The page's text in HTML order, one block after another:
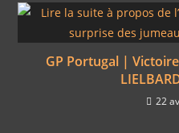
GP Portugal |
22